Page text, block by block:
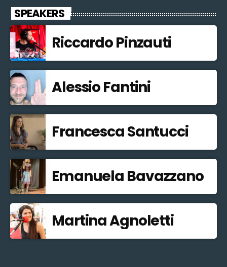
SPEAKERS
Riccardo Pinzauti
Alessio Fantini
Francesca Santucci
Emanuela Bavazzano
Martina Agnoletti